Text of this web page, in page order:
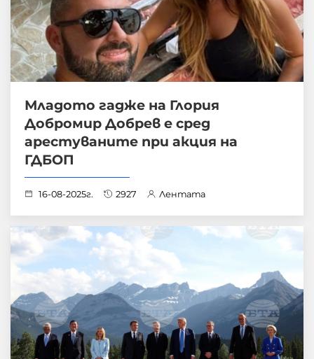
Младото гадже на Глория
Добромир Добрев е сред
арестуваните при акция на
ГДБОП
16-08-2025г. 2927 Лентата